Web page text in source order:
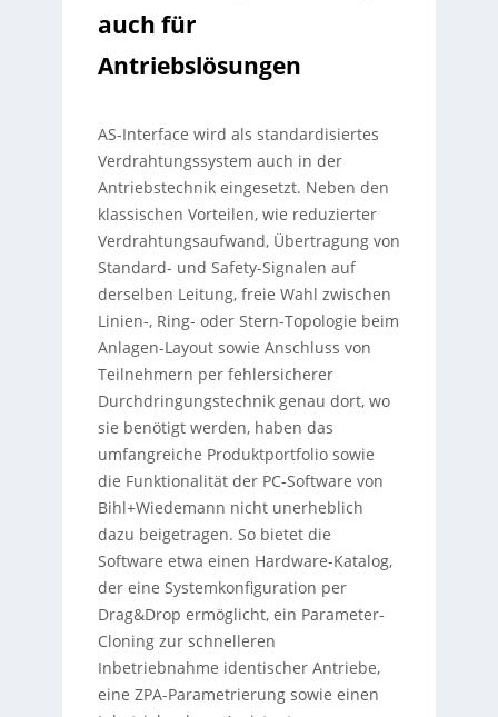
auch für
Antriebslösungen
AS-Interface wird als standardisiertes
Verdrahtungssystem auch in der
Antriebstechnik eingesetzt. Neben den
klassischen Vorteilen, wie reduzierter
Verdrahtungsaufwand, Übertragung von
Standard- und Safety-Signalen auf
derselben Leitung, freie Wahl zwischen
Linien-, Ring- oder Stern-Topologie beim
Anlagen-Layout sowie Anschluss von
Teilnehmern per fehlersicherer
Durchdringungstechnik genau dort, wo
sie benötigt werden, haben das
umfangreiche Produktportfolio sowie
die Funktionalität der PC-Software von
Bihl+Wiedemann nicht unerheblich
dazu beigetragen. So bietet die
Software etwa einen Hardware-Katalog,
der eine Systemkonfiguration per
Drag&Drop ermöglicht, ein Parameter-
Cloning zur schnelleren
Inbetriebnahme identischer Antriebe,
eine ZPA-Parametrierung sowie einen